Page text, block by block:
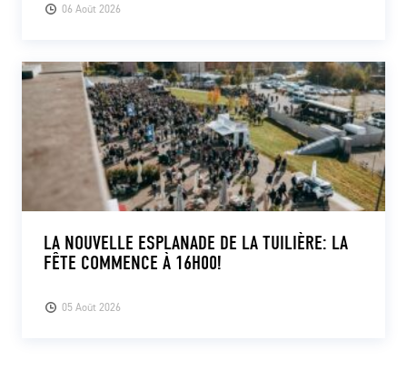
06 Août 2026
05 Août 2026
LA NOUVELLE ESPLANADE DE LA TUILIÈRE: LA
FÊTE COMMENCE À 16H00!